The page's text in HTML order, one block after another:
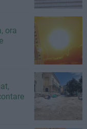
ora